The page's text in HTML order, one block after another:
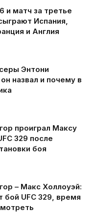
и матч за третье
Испания,
и Англия
Энтони
назвал и почему в
проиграл Максу
329 после
боя
– Макс Холлоуэй:
бой UFC 329, время